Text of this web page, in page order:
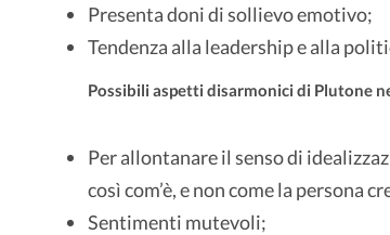
Presenta doni di sollievo emotivo;
Tendenza alla leadership e alla
Possibili aspetti disarmonici di Plutone
Per allontanare il senso di
così com’è, e non come la persona
Sentimenti mutevoli;